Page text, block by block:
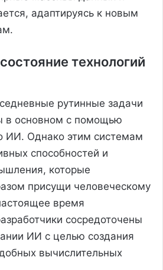
адаптируясь к новым
технологий
рутинные задачи
в основном с помощью
ИИ. Однако этим системам
способностей и
которые
присущи человеческому
время
сосредоточены
ИИ с целью создания
вычислительных